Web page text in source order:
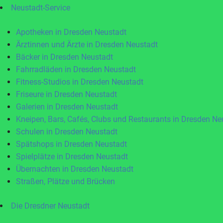
Neustadt-Service
Apotheken in Dresden Neustadt
Ärztinnen und Ärzte in Dresden Neustadt
Bäcker in Dresden Neustadt
Fahrradläden in Dresden Neustadt
Fitness-Studios in Dresden Neustadt
Friseure in Dresden Neustadt
Galerien in Dresden Neustadt
Kneipen, Bars, Cafés, Clubs und Restaurants in Dresden
Schulen in Dresden Neustadt
Spätshops in Dresden Neustadt
Spielplätze in Dresden Neustadt
Übernachten in Dresden Neustadt
Straßen, Plätze und Brücken
Die Dresdner Neustadt